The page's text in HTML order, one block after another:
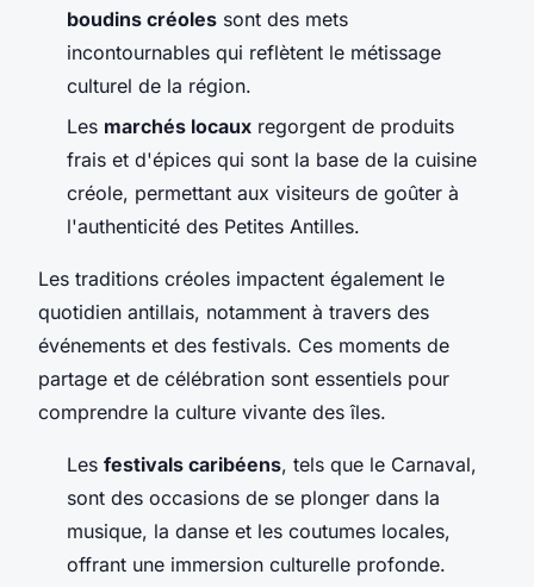
boudins créoles sont des mets
incontournables qui reflètent le métissage
culturel de la région.
Les marchés locaux regorgent de produits
frais et d'épices qui sont la base de la cuisine
créole, permettant aux visiteurs de goûter à
l'authenticité des Petites Antilles.
Les traditions créoles impactent également le
quotidien antillais, notamment à travers des
événements et des festivals. Ces moments de
partage et de célébration sont essentiels pour
comprendre la culture vivante des îles.
Les festivals caribéens, tels que le Carnaval,
sont des occasions de se plonger dans la
musique, la danse et les coutumes locales,
offrant une immersion culturelle profonde.